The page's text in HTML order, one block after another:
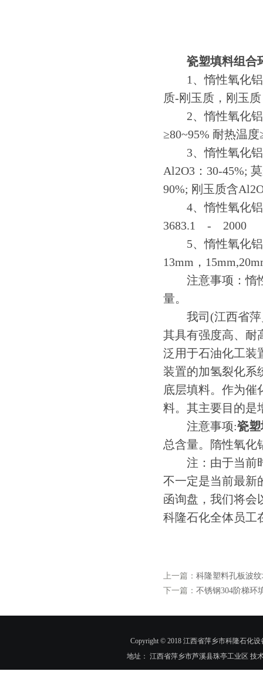
瓷塑填料组合
1、惰性氧化铝
质-刚玉质，刚玉质
2、惰性氧化铝
≥80~95% 耐热温
3、惰性氧化铝
Al2O3：30-45%;
90%; 刚玉质含
4、惰性氧化铝
3683.1 - 2000
5、惰性氧化铝
13mm，
注意事项：惰性
量。
我司(江西省萍
其具有强度高、耐
泛用于石油化工装
装置的加氢裂化系
底层填料。作为催
料。其主要目的是
注意事项:瓷
总含量。隋性氧化
注：由于当前时
不一定是当前最新
函询盘，我们将会
科隆石化全体员工
上一篇： 科隆塑料孔板波
下一篇： 不锈钢304阶梯环
Copyright © 2018 江西省萍乡市科隆石化
地址： 江西省萍乡市芦溪县珠亭工业区 技